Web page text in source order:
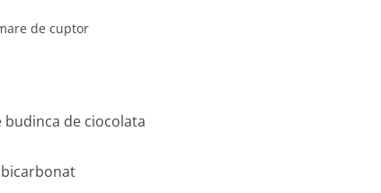
de cuptor
de ciocolata